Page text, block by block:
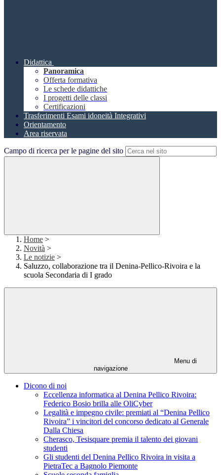
Didattica
Panoramica
Offerta formativa
Le schede didattiche
I progetti delle classi
Certificazioni
Trasferimenti Esami idoneità Integrativi
Orientamento
Area riservata
Campo di ricerca per le pagine del sito
Home >
Novità >
Le notizie >
Saluzzo, collaborazione tra il Denina-Pellico-Rivoira e la
scuola Secondaria di I grado
Menu di
navigazione
Dicono di noi
Eccellenza informatica al Denina Pellico Rivoira:
Federico Bosio brilla alle OliCyber
Legalità e impegno civile: premiati al “Denina Pellico
Rivoira” i vincitori del concorso dedicato al Generale
Dalla Chiesa
Cherasco, Tesisquare premia il talento dei giovani
studenti
Gli studenti del Denina Pellico Rivoira in visita a
PietraTec a Bagnolo Piemonte